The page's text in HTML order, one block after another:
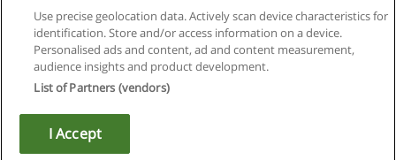
Regras de uso
Privacidade de dados
Copyright © Educaedu Business S.L. - CIF : B-95610580: -
Use precise geolocation data. Actively scan device characteristics for
identification. Store and/or access information on a device.
Personalised ads and content, ad and content measurement,
audience insights and product development.
List of Partners (vendors)
I Accept